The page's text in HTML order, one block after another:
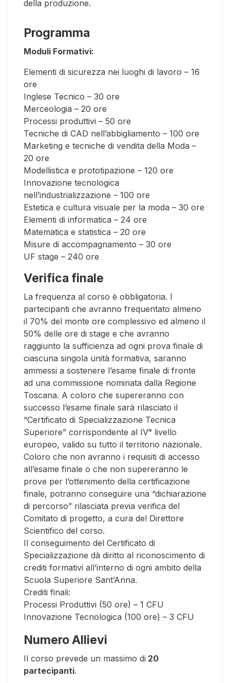
della produzione.
Programma
Moduli Formativi:
Elementi di sicurezza nei luoghi di lavoro – 16
ore
Inglese Tecnico – 30 ore
Merceologia – 20 ore
Processi produttivi – 50 ore
Tecniche di CAD nell’abbigliamento – 100 ore
Marketing e tecniche di vendita della Moda –
20 ore
Modellistica e prototipazione – 120 ore
Innovazione tecnologica
nell’industrializzazione – 100 ore
Estetica e cultura visuale per la moda – 30 ore
Elementi di informatica – 24 ore
Matematica e statistica – 20 ore
Misure di accompagnamento – 30 ore
UF stage – 240 ore
Verifica finale
La frequenza al corso è obbligatoria. I
partecipanti che avranno frequentato almeno
il 70% del monte ore complessivo ed almeno il
50% delle ore di stage e che avranno
raggiunto la sufficienza ad ogni prova finale di
ciascuna singola unità formativa, saranno
ammessi a sostenere l’esame finale di fronte
ad una commissione nominata dalla Regione
Toscana. A coloro che supereranno con
successo l’esame finale sarà rilasciato il
“Certificato di Specializzazione Tecnica
Superiore” corrispondente al IV° livello
europeo, valido su tutto il territorio nazionale.
Coloro che non avranno i requisiti di accesso
all’esame finale o che non supereranno le
prove per l’ottenimento della certificazione
finale, potranno conseguire una “dichiarazione
di percorso” rilasciata previa verifica del
Comitato di progetto, a cura del Direttore
Scientifico del corso.
Il conseguimento del Certificato di
Specializzazione dà diritto al riconoscimento di
crediti formativi all’interno di ogni ambito della
Scuola Superiore Sant’Anna.
Crediti finali:
Processi Produttivi (50 ore) – 1 CFU
Innovazione Tecnologica (100 ore) – 3 CFU
Numero Allievi
Il corso prevede un massimo di 20
partecipanti.